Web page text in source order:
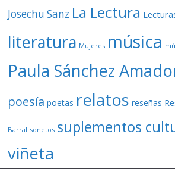
Josechu Sanz La Lectura
literatura Mujeres música
Paula Sánchez
poesía poetas relatos reseñas
Barral sonetos suplementos
viñeta